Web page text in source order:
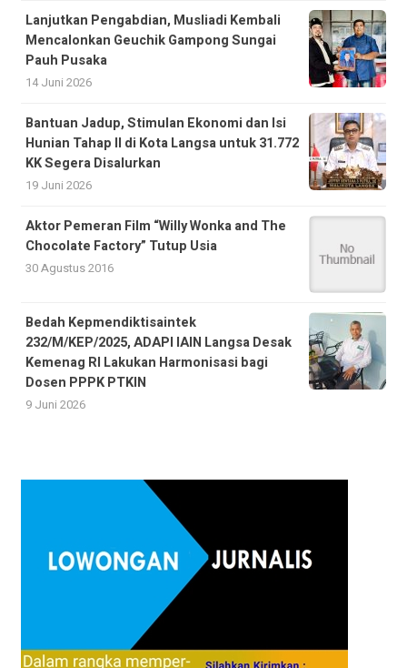
Lanjutkan Pengabdian, Musliadi Kembali
Mencalonkan Geuchik Gampong Sungai
Pauh Pusaka
14 Juni 2026
Bantuan Jadup, Stimulan Ekonomi dan Isi
Hunian Tahap II di Kota Langsa untuk 31.772
KK Segera Disalurkan
19 Juni 2026
Aktor Pemeran Film “Willy Wonka and The
Chocolate Factory” Tutup Usia
30 Agustus 2016
Bedah Kepmendiktisaintek
232/M/KEP/2025, ADAPI IAIN Langsa Desak
Kemenag RI Lakukan Harmonisasi bagi
Dosen PPPK PTKIN
9 Juni 2026